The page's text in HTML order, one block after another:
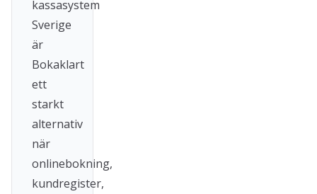
kassasystem
Sverige
är
Bokaklart
ett
starkt
alternativ
när
onlinebokning,
kundregister,